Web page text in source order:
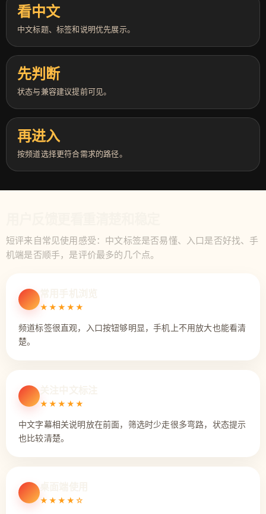
看中文
中文标题、标签和说明优先展示。
先判断
状态与兼容建议提前可见。
再进入
按频道选择更符合需求的路径。
短评来自常见使用感受：中文标签是否易懂、入口是否好找、手
机端是否顺手，是评价最多的几个点。
★★★★★
频道标签很直观，入口按钮够明显，手机上不用放大也能看清
楚。
★★★★★
中文字幕相关说明放在前面，筛选时少走很多弯路，状态提示
也比较清楚。
★★★★☆